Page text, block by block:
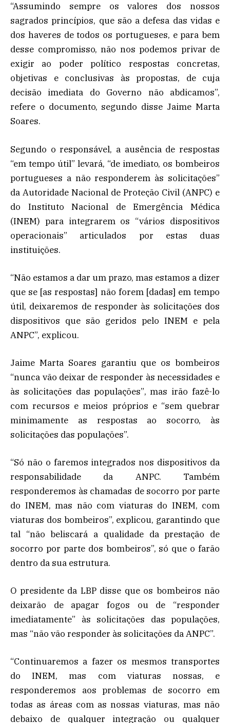
“Assumindo sempre os valores dos nossos
sagrados princípios, que são a defesa das vidas e
dos haveres de todos os portugueses, e para bem
desse compromisso, não nos podemos privar de
exigir ao poder político respostas concretas,
objetivas e conclusivas às propostas, de cuja
decisão imediata do Governo não abdicamos”,
refere o documento, segundo disse Jaime Marta
Soares.
Segundo o responsável, a ausência de respostas
“em tempo útil” levará, “de imediato, os bombeiros
portugueses a não responderem às solicitações”
da Autoridade Nacional de Proteção Civil (ANPC) e
do Instituto Nacional de Emergência Médica
(INEM) para integrarem os “vários dispositivos
operacionais” articulados por estas duas
instituições.
“Não estamos a dar um prazo, mas estamos a dizer
que se [as respostas] não forem [dadas] em tempo
útil, deixaremos de responder às solicitações dos
dispositivos que são geridos pelo INEM e pela
ANPC”, explicou.
Jaime Marta Soares garantiu que os bombeiros
“nunca vão deixar de responder às necessidades e
às solicitações das populações”, mas irão fazê-lo
com recursos e meios próprios e “sem quebrar
minimamente as respostas ao socorro, às
solicitações das populações”.
“Só não o faremos integrados nos dispositivos da
responsabilidade da ANPC. Também
responderemos às chamadas de socorro por parte
do INEM, mas não com viaturas do INEM, com
viaturas dos bombeiros”, explicou, garantindo que
tal “não beliscará a qualidade da prestação de
socorro por parte dos bombeiros”, só que o farão
dentro da sua estrutura.
O presidente da LBP disse que os bombeiros não
deixarão de apagar fogos ou de “responder
imediatamente” às solicitações das populações,
mas “não vão responder às solicitações da ANPC”.
“Continuaremos a fazer os mesmos transportes
do INEM, mas com viaturas nossas, e
responderemos aos problemas de socorro em
todas as áreas com as nossas viaturas, mas não
debaixo de qualquer integração ou qualquer